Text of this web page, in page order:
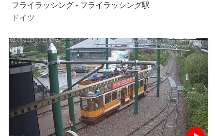
フライラッシング - フライラッシング駅
ドイツ